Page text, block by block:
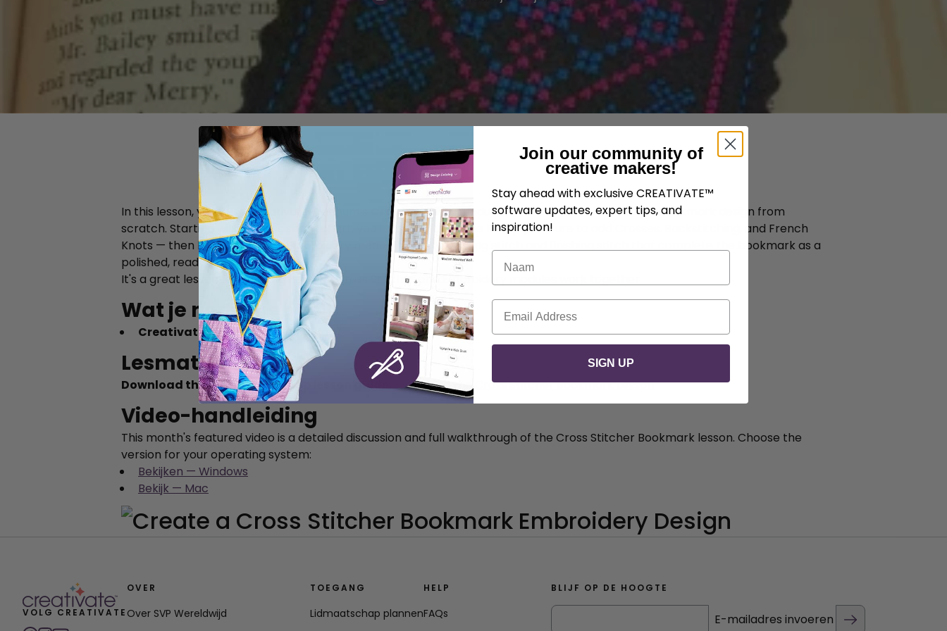
In this lesson, you'll use Creativate Platinum's Cross Stitchermodule to build a beautiful, detailed bookmark design from
scratch. Starting with a cross stitch chart, you'll work through the Multiply feature to add Crosses, Backstitching, and French
Knots — then link back to the Embroidery module to add a basting stitch and finishing stitch that complete the bookmark as a
polished, ready-to-stitch design.
It's a great lesson for learning how the Cross Stitcher and Embroidery modules work together.
Wat je nodig hebt
Creativate ELITE(Windows or Mac)
Lesmateriaal
Download the full step-by-step lesson guide:Download the Cross Stitcher Bookmark Lesson
Video-handleiding
This month's featured video is a detailed discussion and full walkthrough of the Cross Stitcher Bookmark lesson. Choose the
version for your operating system:
Bekijken — Windows
Bekijk — Mac
VOLG CREATIVATE
OVER
Over SVP Wereldwijd
TOEGANG
Lidmaatschap plannen
HELP
FAQs
BLIJF OP DE HOOGTE
E-mailadres invoeren
Join our community of
creative makers!
Stay ahead with exclusive CREATIVATE™
software updates, expert tips, and
inspiration!
Naam
E-mail
SIGN UP